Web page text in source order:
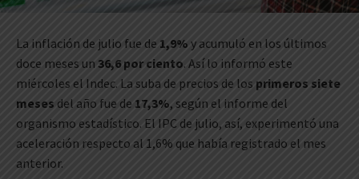
La inflación de julio fue de 1,9% y acumuló en los últimos
doce meses un 36,6 por ciento. Así lo informó este
miércoles el Indec. La suba de precios de los primeros siete
meses del año fue de 17,3%, según el informe del
organismo estadístico. El IPC de julio, así, experimentó una
aceleración respecto al 1,6% que había registrado el mes
anterior.